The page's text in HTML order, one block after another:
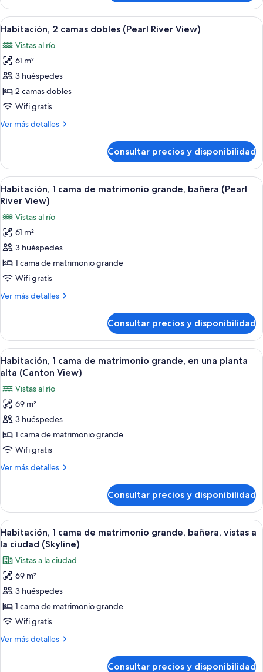
(Pearl
River
View)
Abrir
todas
las
fotos
de
Habitación,
2
dobles
View)
Habitación de hotel moderna con
4
Habitación, 2 camas dobles (Pearl River View)
Vistas al río
61 m²
3 huéspedes
2 camas dobles
Wifi gratis
Ver más detalles
Más
2
camas
dobles
(Pearl
View)
Consultar precios y disponibilidad
Abrir
todas
fotos
de
Habitación,
1
cama
de
bañera
(Pearl
River
View)
Una habitación de hotel moderna
4
Habitación, 1 cama de matrimonio grande, bañera (Pearl
River View)
Vistas al río
61 m²
3 huéspedes
1 cama de matrimonio grande
Wifi gratis
Ver más detalles
Más
1
cama
de
matrimonio
grande,
bañera
(Pearl
River
View)
Consultar precios y disponibilidad
Abrir
todas
fotos
de
Habitación,
1
cama
de
en
una
planta
alta
(Canton
View)
Ropa de cama de alta calidad,
5
Habitación, 1 cama de matrimonio grande, en una planta
alta (Canton View)
Vistas al río
69 m²
3 huéspedes
1 cama de matrimonio grande
Wifi gratis
Ver más detalles
Más
1
cama
de
matrimonio
en
una
planta
alta
(Canton
Consultar precios y disponibilidad
Abrir
todas
las
fotos
de
Habitación,
1
cama
de
Habitación, 1 cama de matrimonio
5
Habitación, 1 cama de matrimonio grande, bañera, vistas a
la ciudad (Skyline)
Vistas a la ciudad
69 m²
3 huéspedes
1 cama de matrimonio grande
Wifi gratis
Ver más detalles
Más
Consultar precios y disponibilidad